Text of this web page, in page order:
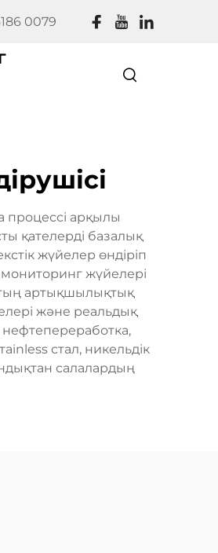
0079
процессі арқылы
қателерді базалық
жүйелер өндіріп
жүйелері
артықшылықтық
және реальдық
нефтепереработка,
стал, никельдік
салалардың